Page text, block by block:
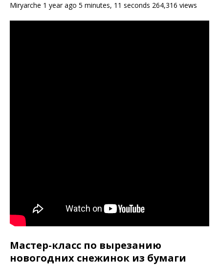
Miryarche 1 year ago 5 minutes, 11 seconds 264,316 views
Мастер-класс по вырезанию
новогодних снежинок из бумаги